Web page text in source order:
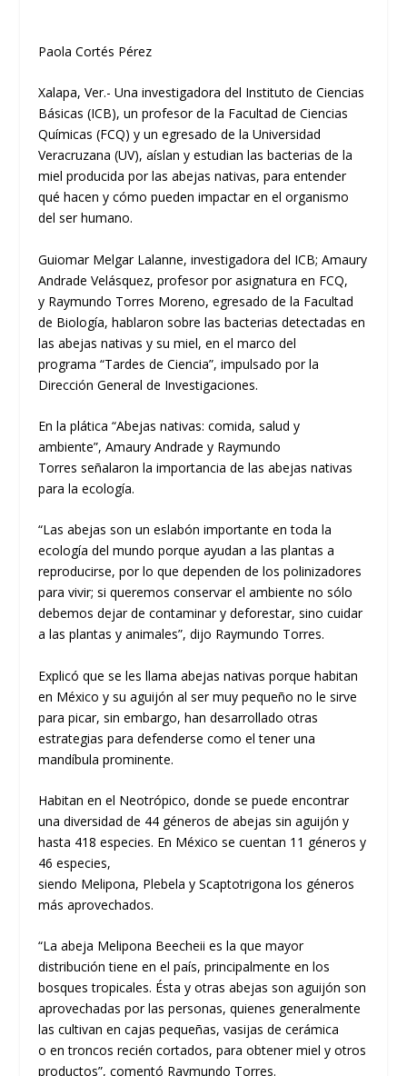
Paola Cortés Pérez
Xalapa, Ver.- Una investigadora del Instituto de Ciencias
Básicas (ICB), un profesor de la Facultad de Ciencias
Químicas (FCQ) y un egresado de la Universidad
Veracruzana (UV), aíslan y estudian las bacterias de la
miel producida por las abejas nativas, para entender
qué hacen y cómo pueden impactar en el organismo
del ser humano.
Guiomar Melgar Lalanne, investigadora del ICB; Amaury
Andrade Velásquez, profesor por asignatura en FCQ,
y Raymundo Torres Moreno, egresado de la Facultad
de Biología, hablaron sobre las bacterias detectadas en
las abejas nativas y su miel, en el marco del
programa “Tardes de Ciencia”, impulsado por la
Dirección General de Investigaciones.
En la plática “Abejas nativas: comida, salud y
ambiente”, Amaury Andrade y Raymundo
Torres señalaron la importancia de las abejas nativas
para la ecología.
“Las abejas son un eslabón importante en toda la
ecología del mundo porque ayudan a las plantas a
reproducirse, por lo que dependen de los polinizadores
para vivir; si queremos conservar el ambiente no sólo
debemos dejar de contaminar y deforestar, sino cuidar
a las plantas y animales”, dijo Raymundo Torres.
Explicó que se les llama abejas nativas porque habitan
en México y su aguijón al ser muy pequeño no le sirve
para picar, sin embargo, han desarrollado otras
estrategias para defenderse como el tener una
mandíbula prominente.
Habitan en el Neotrópico, donde se puede encontrar
una diversidad de 44 géneros de abejas sin aguijón y
hasta 418 especies. En México se cuentan 11 géneros y
46 especies,
siendo Melipona, Plebela yScaptotrigona los géneros
más aprovechados.
“La abeja Melipona Beecheii es la que mayor
distribución tiene en el país, principalmente en los
bosques tropicales. Ésta y otras abejas son aguijón son
aprovechadas por las personas, quienes generalmente
las cultivan en cajas pequeñas, vasijas de cerámica
o en troncos recién cortados, para obtener miel y otros
productos”, comentó Raymundo Torres.